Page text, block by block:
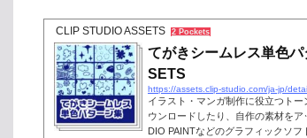
CLIP STUDIO ASSETS 2 Pockets
てがきシームレス単色
SETS
https://assets.clip-studio.com/ja-jp/
イラスト・マンガ制作に役立つト
ウンロードしたり、自作の素材を
DIO PAINTなどのグラフィックソフ